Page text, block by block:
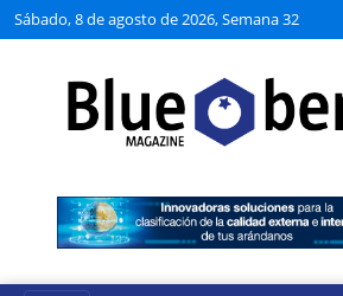
Sábado, 8 de agosto de 2026, Semana 32